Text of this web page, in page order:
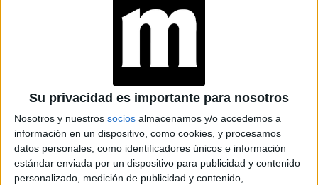
Su privacidad es importante para nosotros
Nosotros y nuestros socios almacenamos y/o accedemos a
información en un dispositivo, como cookies, y procesamos
datos personales, como identificadores únicos e información
estándar enviada por un dispositivo para publicidad y contenido
personalizado, medición de publicidad y contenido,
El modelo, es de la marcaUterqüecon punta marcada,
cordones y taco bajo. Para finalizar la ex
at Redacción Marie Claire
GALERÍA DE IMÁGENES